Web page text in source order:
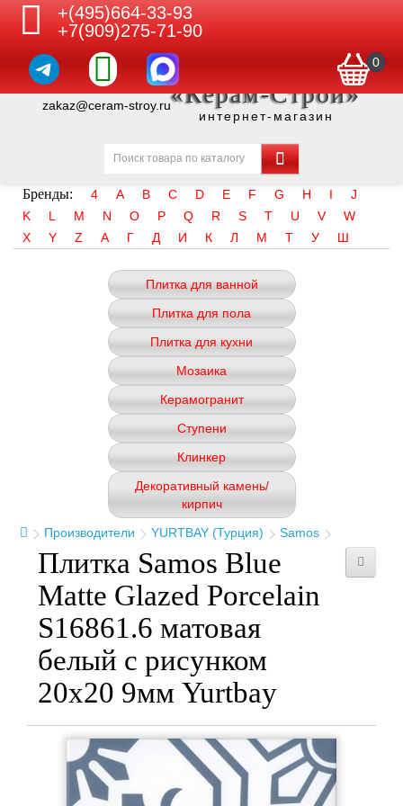
+(495)664-33-93
+7(909)275-71-90
0
zakaz@ceram-stroy.ru«Керам-Строй»
интернет-магазин
Бренды: 4 A B C D E F G H I
J
K
L M N O P Q R S T U V
W
X
Y Z А Г Д И К Л М Т У Ш
Плитка для ванной
Плитка для пола
Плитка для кухни
Мозаика
Керамогранит
Ступени
Клинкер
Декоративный камень/
кирпич
Производители
YURTBAY (Турция) Samos
Плитка Samos Blue
Matte Glazed Porcelain
S16861.6 матовая
белый с рисунком
20x20 9мм Yurtbay